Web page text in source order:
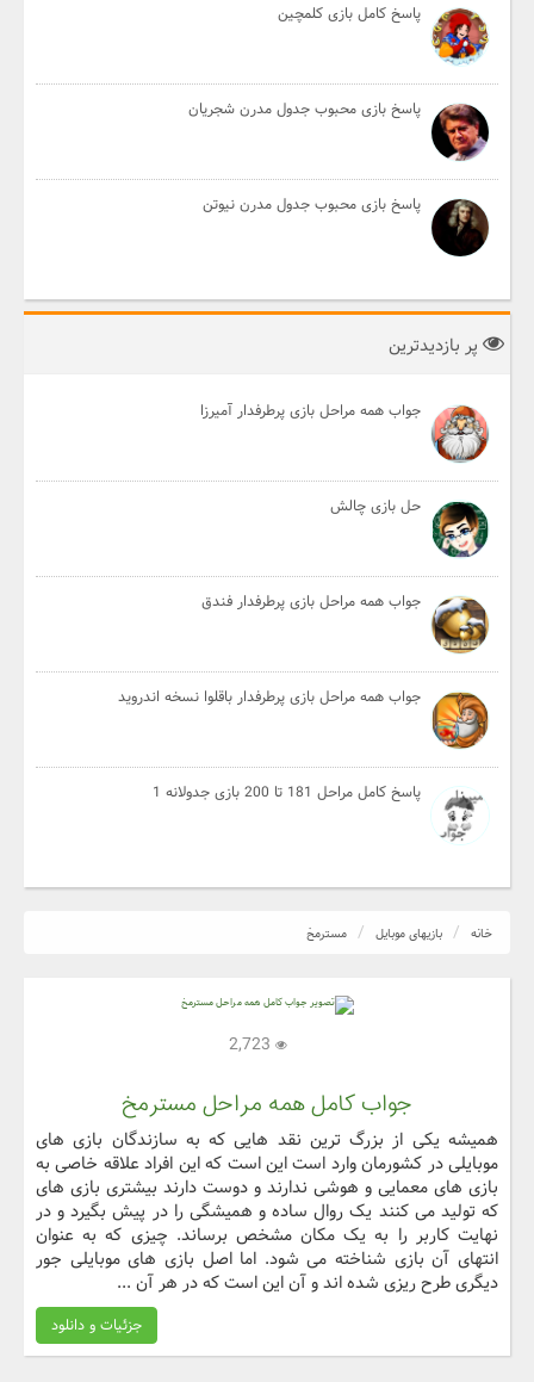
پاسخ کامل بازی کلمچین
پاسخ بازی محبوب جدول مدرن شجریان
پاسخ بازی محبوب جدول مدرن نیوتن
پر بازدیدترین
جواب همه مراحل بازی پرطرفدار آمیرزا
حل بازی چالش
جواب همه مراحل بازی پرطرفدار فندق
جواب همه مراحل بازی پرطرفدار باقلوا نسخه اندروید
پاسخ کامل مراحل 181 تا 200 بازی جدولانه 1
خانه بازیهای موبایل مسترمخ
جواب کامل همه مراحل مسترمخ
همیشه یکی از بزرگ ترین نقد هایی که به سازندگان بازی های
موبایلی در کشورمان وارد است این است که این افراد علاقه خاصی به
بازی های معمایی و هوشی ندارند و دوست دارند بیشتری بازی های
که تولید می کنند یک روال ساده و همیشگی را در پیش بگیرد و در
نهایت کاربر را به یک مکان مشخص برساند. چیزی که به عنوان
انتهای آن بازی شناخته می شود. اما اصل بازی های موبایلی جور
دیگری طرح ریزی شده اند و آن این است که در هر آن ...
جزئیات و دانلود